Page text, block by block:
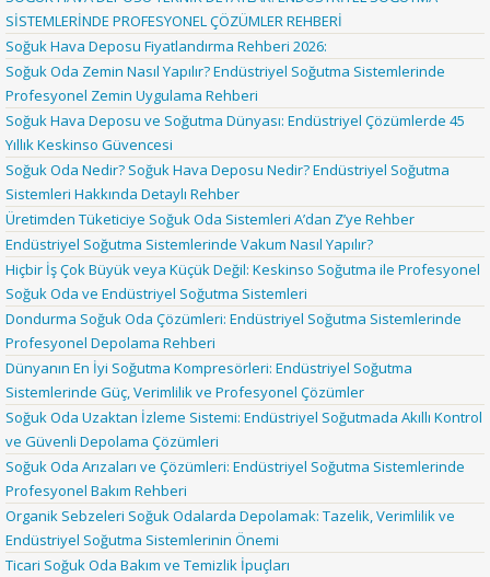
SİSTEMLERİNDE PROFESYONEL ÇÖZÜMLER REHBERİ
Soğuk Hava Deposu Fiyatlandırma Rehberi 2026:
Soğuk Oda Zemin Nasıl Yapılır? Endüstriyel Soğutma Sistemlerinde
Profesyonel Zemin Uygulama Rehberi
Soğuk Hava Deposu ve Soğutma Dünyası: Endüstriyel Çözümlerde 45
Yıllık Keskinso Güvencesi
Soğuk Oda Nedir? Soğuk Hava Deposu Nedir? Endüstriyel Soğutma
Sistemleri Hakkında Detaylı Rehber
Üretimden Tüketiciye Soğuk Oda Sistemleri A’dan Z’ye Rehber
Endüstriyel Soğutma Sistemlerinde Vakum Nasıl Yapılır?
Hiçbir İş Çok Büyük veya Küçük Değil: Keskinso Soğutma ile Profesyonel
Soğuk Oda ve Endüstriyel Soğutma Sistemleri
Dondurma Soğuk Oda Çözümleri: Endüstriyel Soğutma Sistemlerinde
Profesyonel Depolama Rehberi
Dünyanın En İyi Soğutma Kompresörleri: Endüstriyel Soğutma
Sistemlerinde Güç, Verimlilik ve Profesyonel Çözümler
Soğuk Oda Uzaktan İzleme Sistemi: Endüstriyel Soğutmada Akıllı Kontrol
ve Güvenli Depolama Çözümleri
Soğuk Oda Arızaları ve Çözümleri: Endüstriyel Soğutma Sistemlerinde
Profesyonel Bakım Rehberi
Organik Sebzeleri Soğuk Odalarda Depolamak: Tazelik, Verimlilik ve
Endüstriyel Soğutma Sistemlerinin Önemi
Ticari Soğuk Oda Bakım ve Temizlik İpuçları